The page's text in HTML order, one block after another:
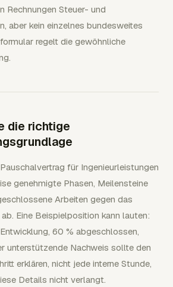
Rechnungen Steuer- und
aber kein einzelnes bundesweites
regelt die gewöhnliche
die richtige
für Ingenieurleistungen
genehmigte Phasen, Meilensteine
Arbeiten gegen das
Eine Beispielposition kann lauten:
60 % abgeschlossen,
unterstützende Nachweis sollte den
erklären, nicht jede interne Stunde,
Details nicht verlangt.